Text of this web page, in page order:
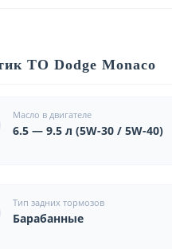
ТО Dodge Monaco
Масло в двигателе
6.5 — 9.5 л (5W-30 / 5W-40)
Тип задних тормозов
Барабанные